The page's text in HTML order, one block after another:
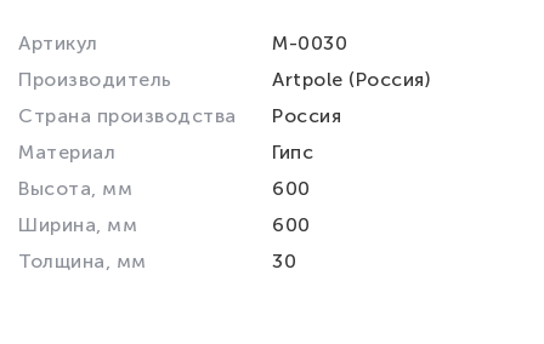
Артикул
M-0030
Производитель
Artpole (Россия)
Страна производства
Россия
Материал
Гипс
Высота, мм
600
Ширина, мм
600
Толщина, мм
30